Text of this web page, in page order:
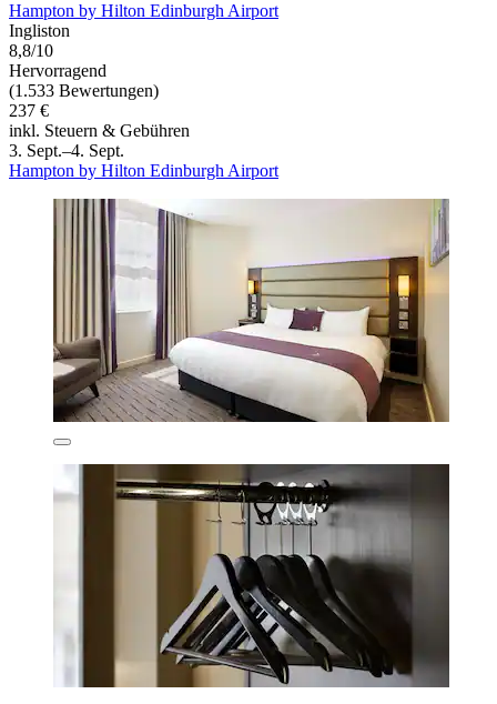
Hampton by Hilton Edinburgh Airport
Ingliston
8,8/10
Hervorragend
(1.533 Bewertungen)
237 €
inkl. Steuern & Gebühren
3. Sept.–4. Sept.
Hampton by Hilton Edinburgh Airport